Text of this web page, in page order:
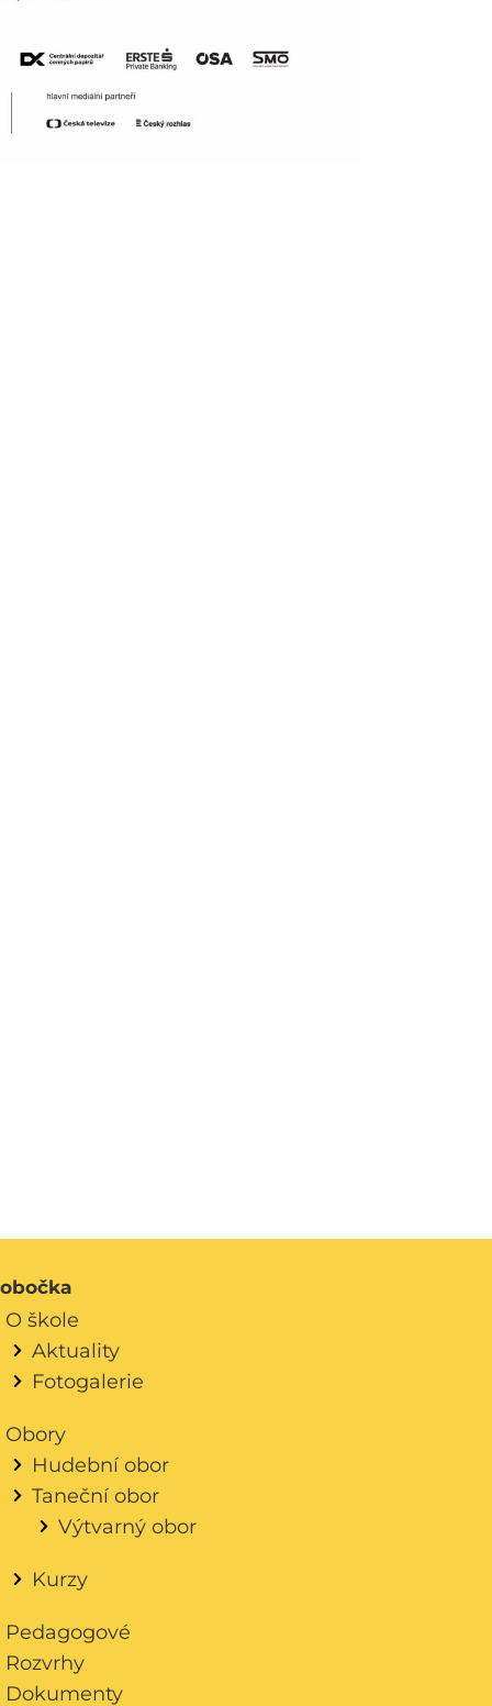
O škole
Aktuality
Fotogalerie
Obory
Hudební obor
Taneční obor
Výtvarný obor
Kurzy
Pedagogové
Rozvrhy
Dokumenty